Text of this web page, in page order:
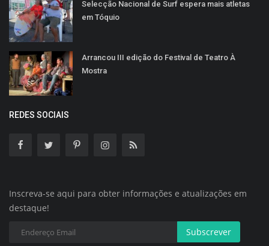
Selecção Nacional de Surf espera mais atletas
em Tóquio
Arrancou III edição do Festival de Teatro À
Mostra
REDES SOCIAIS
Inscreva-se aqui para obter informações e atualizações em
destaque!
Subscrever